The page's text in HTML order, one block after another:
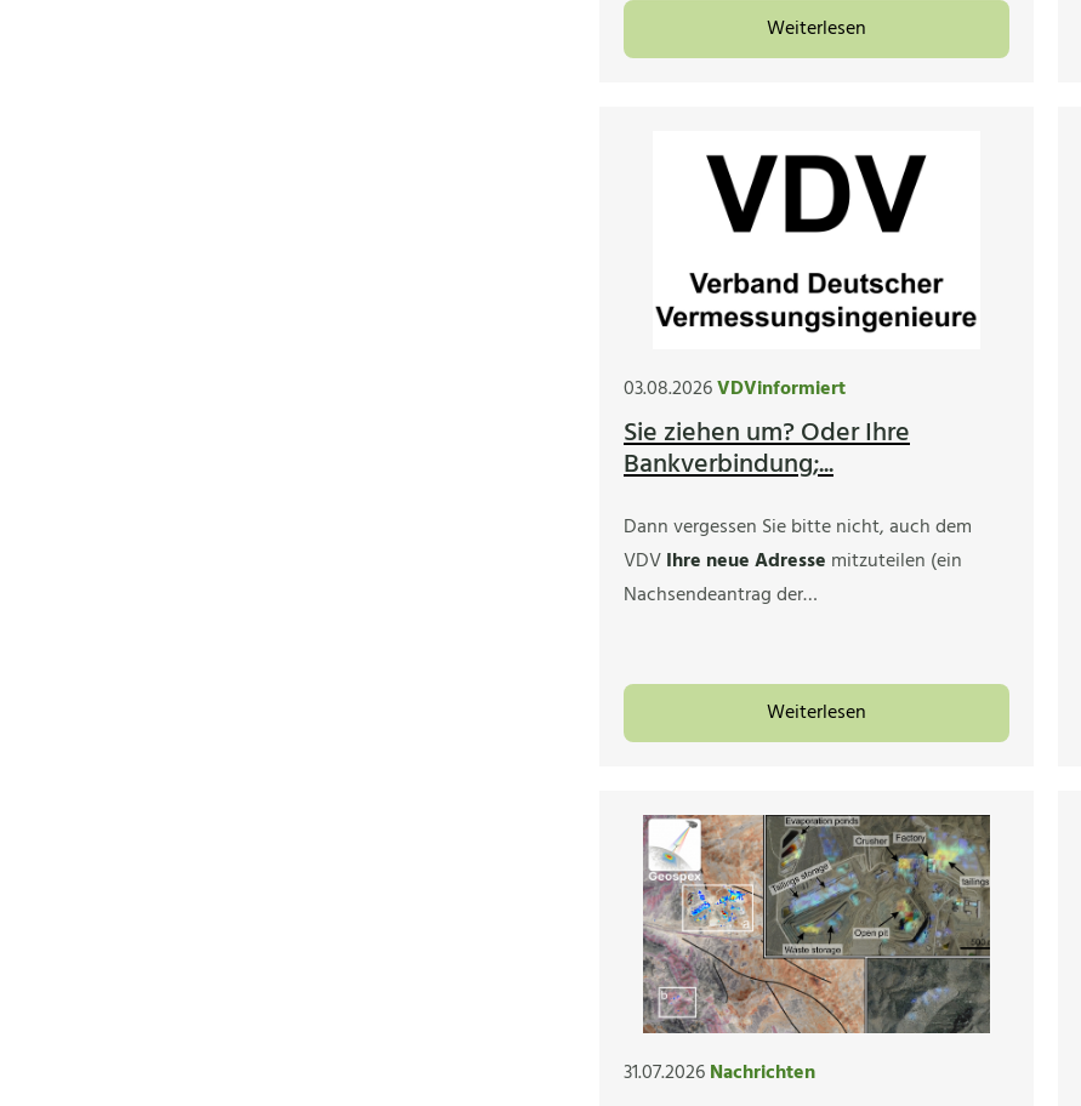
Weiterlesen
03.08.2026VDVinformiert
Sie ziehen um? Oder Ihre
Bankverbindung;...
Dann vergessen Sie bitte nicht, auch dem
VDVIhre neue Adresse mitzuteilen (ein
Nachsendeantrag der…
Weiterlesen
31.07.2026Nachrichten